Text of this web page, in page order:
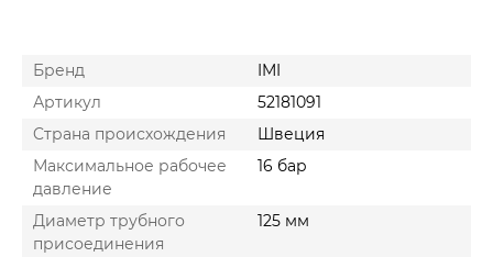
Бренд
IMI
Артикул
52181091
Cтрана происхождения
Швеция
Максимальное рабочее
давление
16 бар
Диаметр трубного
присоединения
125 мм